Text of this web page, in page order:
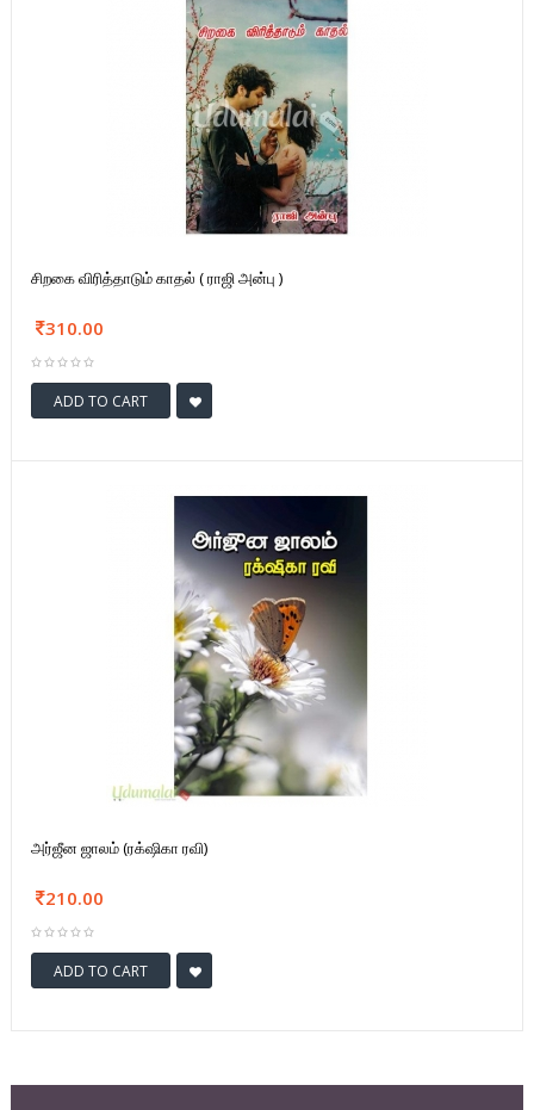
சிறகை விரித்தாடும் காதல் ( ராஜி அன்பு )
310.00
ADD TO CART
அர்ஜீன ஜாலம் (ரக்‌ஷிகா ரவி)
210.00
ADD TO CART